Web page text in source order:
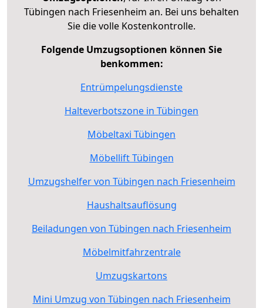
Tübingen nach Friesenheim an. Bei uns behalten
Sie die volle Kostenkontrolle.
Folgende Umzugsoptionen können Sie
benkommen:
Entrümpelungsdienste
Halteverbotszone in Tübingen
Möbeltaxi Tübingen
Möbellift Tübingen
Umzugshelfer von Tübingen nach Friesenheim
Haushaltsauflösung
Beiladungen von Tübingen nach Friesenheim
Möbelmitfahrzentrale
Umzugskartons
Mini Umzug von Tübingen nach Friesenheim